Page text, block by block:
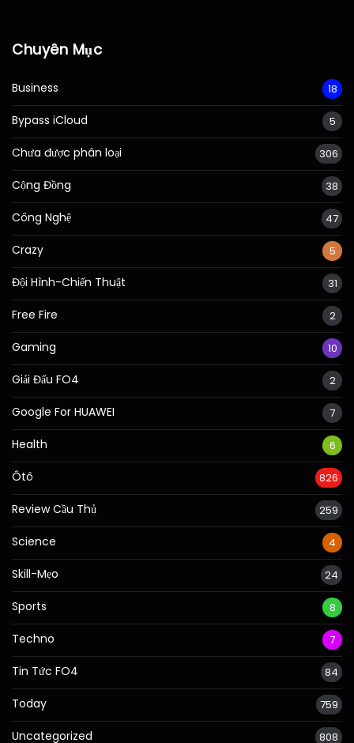
Chuyên Mục
Business 18
Bypass iCloud 5
Chưa được phân loại 306
Cộng Đồng 38
Công Nghệ 47
Crazy 5
Đội Hình-Chiến Thuật 31
Free Fire 2
Gaming 10
Giải Đấu FO4 2
Google For HUAWEI 7
Health 6
Ôtô 826
Review Cầu Thủ 259
Science 4
Skill-Mẹo 24
Sports 8
Techno 7
Tin Tức FO4 84
Today 759
Uncategorized 808